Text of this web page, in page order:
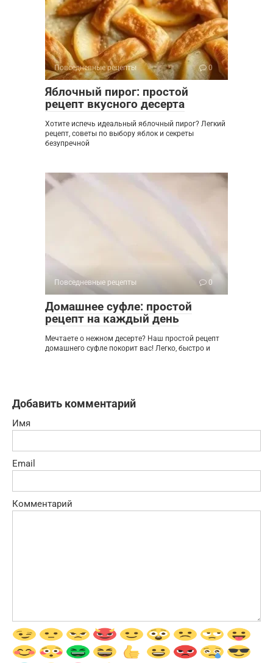
Повседневные рецепты 0
Яблочный пирог: простой
рецепт вкусного десерта
Хотите испечь идеальный яблочный пирог? Легкий
рецепт, советы по выбору яблок и секреты
безупречной
Повседневные рецепты 0
Домашнее суфле: простой
рецепт на каждый день
Мечтаете о нежном десерте? Наш простой рецепт
домашнего суфле покорит вас! Легко, быстро и
Добавить комментарий
Имя
Email
Комментарий